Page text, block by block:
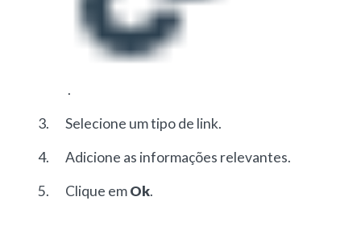
.
Selecione um tipo de link.
Adicione as informações relevantes.
Clique emOk.